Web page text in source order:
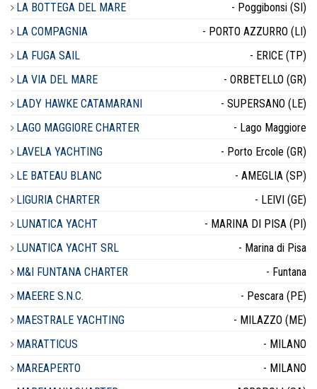
LA BOTTEGA DEL MARE
- Poggibonsi (SI)
LA COMPAGNIA
- PORTO AZZURRO (LI)
LA FUGA SAIL
- ERICE (TP)
LA VIA DEL MARE
- ORBETELLO (GR)
LADY HAWKE CATAMARANI
- SUPERSANO (LE)
LAGO MAGGIORE CHARTER
- Lago Maggiore
LAVELA YACHTING
- Porto Ercole (GR)
LE BATEAU BLANC
- AMEGLIA (SP)
LIGURIA CHARTER
- LEIVI (GE)
LUNATICA YACHT
- MARINA DI PISA (PI)
LUNATICA YACHT SRL
- Marina di Pisa
M&I FUNTANA CHARTER
- Funtana
MAEERE S.N.C.
- Pescara (PE)
MAESTRALE YACHTING
- MILAZZO (ME)
MARATTICUS
- MILANO
MAREAPERTO
- MILANO